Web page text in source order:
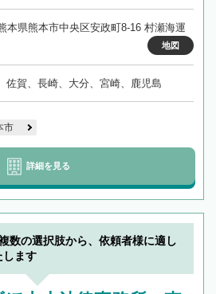
本県熊本市中央区安政町8-16 村瀬海運
地図
佐賀、長崎、大分、宮崎、鹿児島
市
詳細を見る
数の選択肢から、依頼者様に適し
します